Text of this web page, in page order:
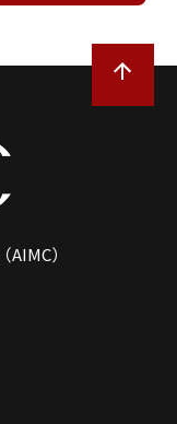
）